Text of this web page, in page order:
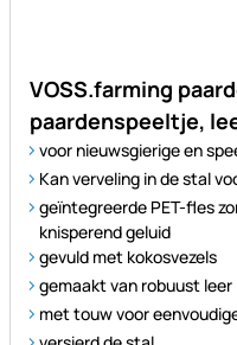
VOSS.farming
paardenspeeltje,
voor nieuwsgierige en
Kan verveling in de stal
geïntegreerde PET-fles
knisperend geluid
gevuld met kokosvezels
gemaakt van robuust leer
met touw voor